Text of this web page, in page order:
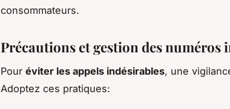
consommateurs.
Précautions et gestion des numéros
Pour éviter les appels indésirables, une
Adoptez ces pratiques: